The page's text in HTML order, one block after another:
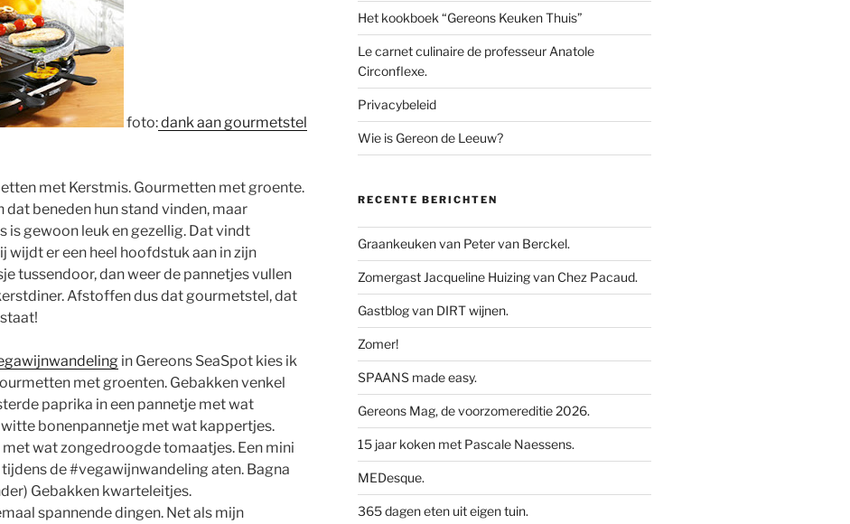
foto:dank aan gourmetstel
met Kerstmis. Gourmetten met groente.
beneden hun stand vinden, maar
is gewoon leuk en gezellig. Dat vindt
wijdt er een heel hoofdstuk aan in zijn
tussendoor, dan weer de pannetjes vullen
Afstoffen dus dat gourmetstel, dat
in Gereons SeaSpot kies ik
met groenten. Gebakken venkel
paprika in een pannetje met wat
witte bonenpannetje met wat kappertjes.
wat zongedroogde tomaatjes. Een mini
de #vegawijnwandeling aten. Bagna
Gebakken kwarteleitjes.
spannende dingen. Net als mijn
Het kookboek “Gereons Keuken Thuis”
Le carnet culinaire de professeur Anatole
Circonflexe.
Privacybeleid
Wie is Gereon de Leeuw?
RECENTE BERICHTEN
Graankeuken van Peter van Berckel.
Zomergast Jacqueline Huizing van Chez Pacaud.
Gastblog van DIRT wijnen.
Zomer!
SPAANS made easy.
Gereons Mag, de voorzomereditie 2026.
15 jaar koken met Pascale Naessens.
MEDesque.
365 dagen eten uit eigen tuin.